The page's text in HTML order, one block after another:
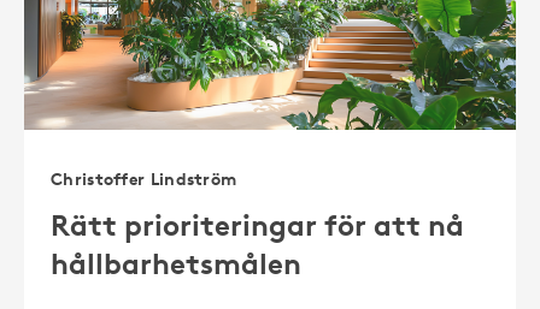
Christoffer Lindström
Rätt prioriteringar för att nå
hållbarhetsmålen